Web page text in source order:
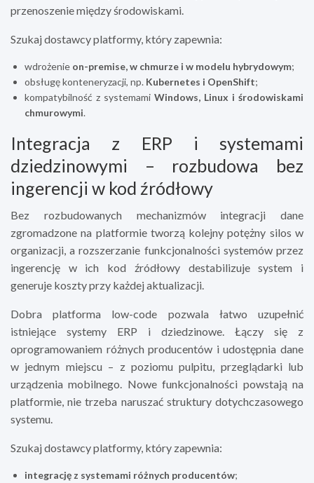
przenoszenie między środowiskami.
Szukaj dostawcy platformy, który zapewnia:
wdrożenie on-premise, w chmurze i w modelu hybrydowym;
obsługę konteneryzacji, np. Kubernetes i OpenShift;
kompatybilność z systemami Windows, Linux i środowiskami
chmurowymi.
Integracja z ERP i systemami
dziedzinowymi – rozbudowa bez
ingerencji w kod źródłowy
Bez rozbudowanych mechanizmów integracji dane
zgromadzone na platformie tworzą kolejny potężny silos w
organizacji, a rozszerzanie funkcjonalności systemów przez
ingerencję w ich kod źródłowy destabilizuje system i
generuje koszty przy każdej aktualizacji.
Dobra platforma low-code pozwala łatwo uzupełnić
istniejące systemy ERP i dziedzinowe. Łączy się z
oprogramowaniem różnych producentów i udostępnia dane
w jednym miejscu – z poziomu pulpitu, przeglądarki lub
urządzenia mobilnego. Nowe funkcjonalności powstają na
platformie, nie trzeba naruszać struktury dotychczasowego
systemu.
Szukaj dostawcy platformy, który zapewnia:
integrację z systemami różnych producentów;